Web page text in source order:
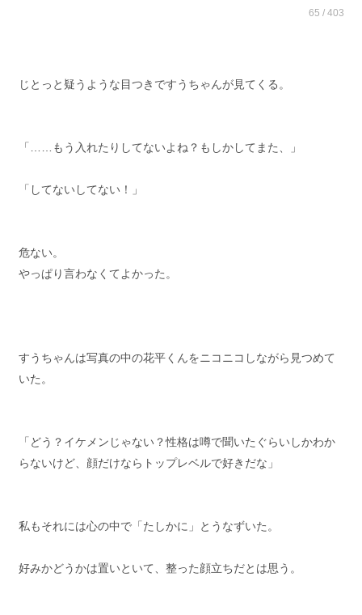
65 / 403
じとっと疑うような目つきですうちゃんが見てくる。
「……もう入れたりしてないよね？もしかしてまた、」
「してないしてない！」
危ない。
やっぱり言わなくてよかった。
すうちゃんは写真の中の花平くんをニコニコしながら見つめて
いた。
「どう？イケメンじゃない？性格は噂で聞いたぐらいしかわか
らないけど、顔だけならトップレベルで好きだな」
私もそれには心の中で「たしかに」とうなずいた。
好みかどうかは置いといて、整った顔立ちだとは思う。